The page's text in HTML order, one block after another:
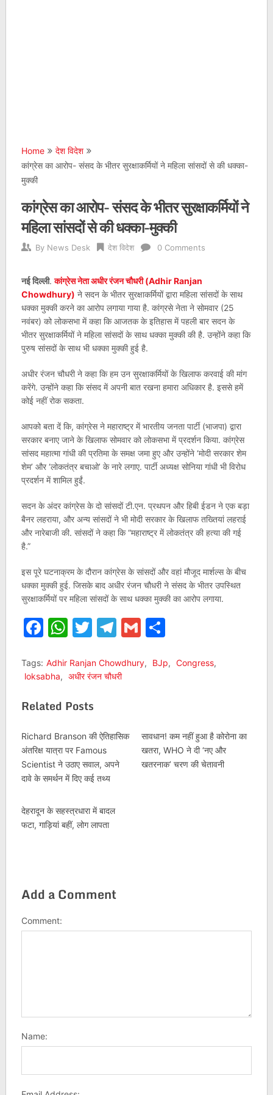
Home
देश विदेश
कांग्रेस का आरोप- संसद के भीतर सुरक्षाकर्मियों ने महिला सांसदों से की धक्का-
मुक्की
कांग्रेस का आरोप- संसद के भीतर सुरक्षाकर्मियों ने
महिला सांसदों से की धक्का-मुक्की
By News Desk देश विदेश 0 Comments
नई दिल्ली.कांग्रेस नेता अधीर रंजन चौधरी (Adhir Ranjan
Chowdhury) ने सदन के भीतर सुरक्षाकर्मियों द्वारा महिला सांसदों के साथ
धक्का मुक्की करने का आरोप लगाया गाया है. कांग्रसे नेता ने सोमवार (25
नवंबर) को लोकसभा में कहा कि आजतक के इतिहास में पहली बार सदन के
भीतर सुरक्षाकर्मियों ने महिला सांसदों के साथ धक्का मुक्की की है. उन्होंने कहा कि
पुरुष सांसदों के साथ भी धक्का मुक्की हुई है.
अधीर रंजन चौधरी ने कहा कि हम उन सुरक्षाकर्मियों के खिलाफ करवाई की मांग
करेंगे. उन्होंने कहा कि संसद में अपनी बात रखना हमारा अधिकार है. इससे हमें
कोई नहीं रोक सकता.
आपको बता दें कि, कांग्रेस ने महाराष्ट्र में भारतीय जनता पार्टी (भाजपा) द्वारा
सरकार बनाए जाने के खिलाफ सोमवार को लोकसभा में प्रदर्शन किया. कांग्रेस
सांसद महात्मा गांधी की प्रतिमा के समक्ष जमा हुए और उन्होंने ‘मोदी सरकार शेम
शेम’ और ‘लोकतंत्र बचाओ’ के नारे लगाए. पार्टी अध्यक्ष सोनिया गांधी भी विरोध
प्रदर्शन में शामिल हुईं.
सदन के अंदर कांग्रेस के दो सांसदों टी.एन. प्रथपन और हिबी ईडन ने एक बड़ा
बैनर लहराया, और अन्य सांसदों ने भी मोदी सरकार के खिलाफ तख्तियां लहराई
और नारेबाजी की. सांसदों ने कहा कि “महाराष्ट्र में लोकतंत्र की हत्या की गई
है.”
इस पूरे घटनाक्रम के दौरान कांग्रेस के सांसदों और वहां मौजूद मार्शल्स के बीच
धक्का मुक्की हुई. जिसके बाद अधीर रंजन चौधरी ने संसद के भीतर उपस्थित
सुरक्षाकर्मियों पर महिला सांसदों के साथ धक्का मुक्की का आरोप लगाया.
Facebook
WhatsApp
Twitter
Telegram
GmailShare
Tags: Adhir Ranjan Chowdhury, BJp, Congress,
loksabha, अधीर रंजन चौधरी
Related Posts
Richard Branson की ऐतिहासिक
अंतरिक्ष यात्रा पर Famous
Scientist ने उठाए सवाल, अपने
दावे के समर्थन में दिए कई तथ्य
सावधान! कम नहीं हुआ है कोरोना का
खतरा, WHO ने दी ‘नए और
खतरनाक’ चरण की चेतावनी
देहरादून के सहस्त्रधारा में बादल
फटा, गाड़ियां बहीं, लोग लापता
Add a Comment
Comment:
Name: